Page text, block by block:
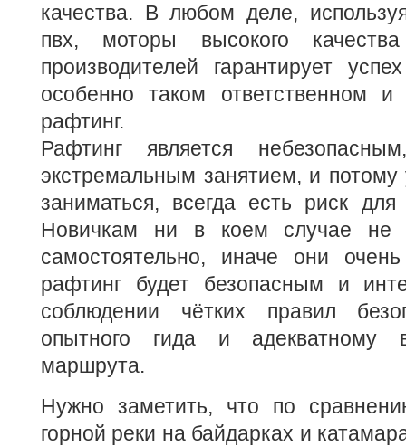
качества. В любом деле,
пвх, моторы высокого
производителей гарантирует
особенно таком ответственном и
рафтинг.
Рафтинг является
экстремальным занятием, и
заниматься, всегда есть риск
Новичкам ни в коем случае не
самостоятельно, иначе они
рафтинг будет безопасным и
соблюдении чётких правил
опытного гида и адекватному
маршрута.
Нужно заметить, что по
горной реки на байдарках и